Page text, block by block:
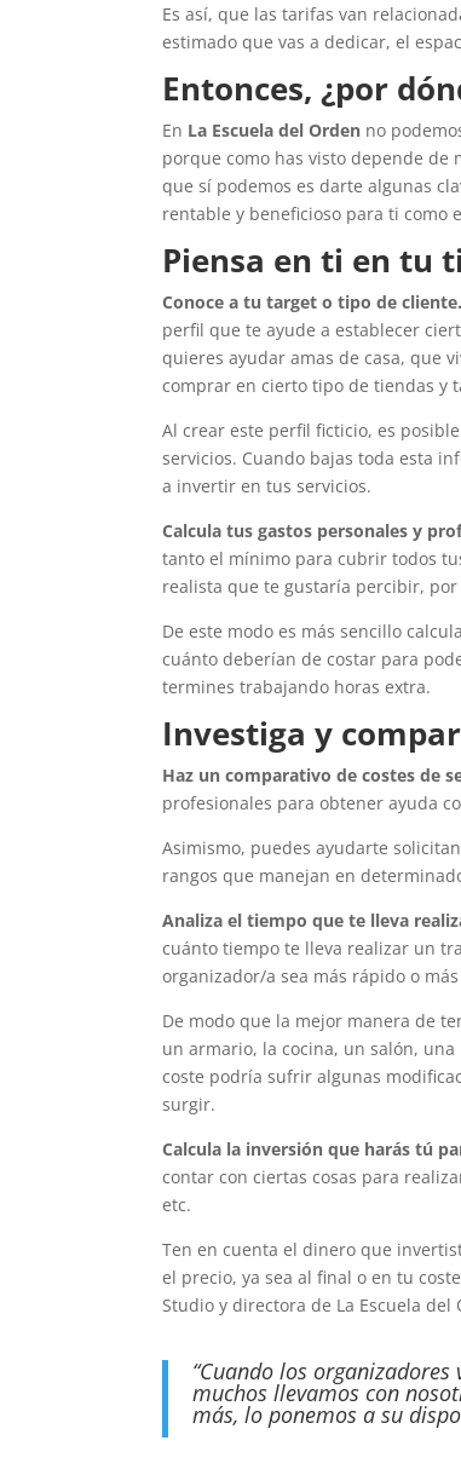
Es así, que las tarifas van
estimado que vas a dedicar, el
Entonces, ¿por
En La Escuela del Orden no
porque como has visto depende de
que sí podemos es darte algunas
rentable y beneficioso para ti como
Piensa en ti en tu
Conoce a tu target o tipo de cliente.
perfil que te ayude a establecer
quieres ayudar amas de casa, que
comprar en cierto tipo de tiendas y
Al crear este perfil ficticio, es
servicios. Cuando bajas toda esta
a invertir en tus servicios.
Calcula tus gastos personales y
tanto el mínimo para cubrir todos
realista que te gustaría percibir, por
De este modo es más sencillo
cuánto deberían de costar para
termines trabajando horas extra.
Investiga y
Haz un comparativo de costes de
profesionales para obtener ayuda
Asimismo, puedes ayudarte
rangos que manejan en
Analiza el tiempo que te lleva
cuánto tiempo te lleva realizar un
organizador/a sea más rápido o
De modo que la mejor manera de
un armario, la cocina, un salón,
coste podría sufrir algunas
surgir.
Calcula la inversión que harás tú
contar con ciertas cosas para
etc.
Ten en cuenta el dinero que
el precio, ya sea al final o en tu
Studio y directora de La Escuela
“Cuando los
muchos llevamos con
más, lo ponemos a su